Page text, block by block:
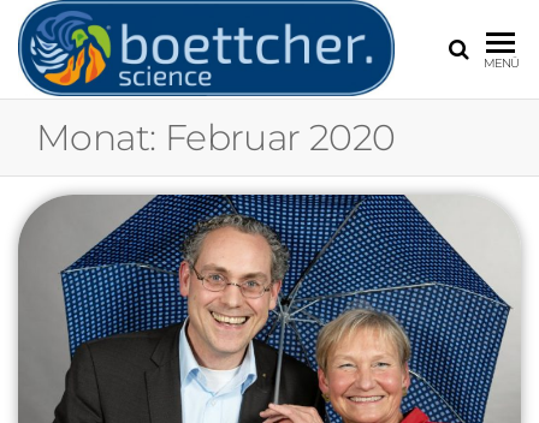
Frank
Klimawandel
MENÜ
Monat: Februar 2020